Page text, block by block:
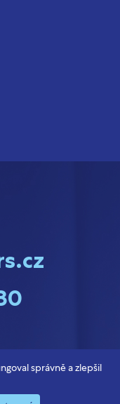
správně a zlepšil